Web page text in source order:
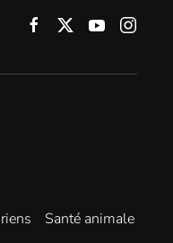
Santé animale